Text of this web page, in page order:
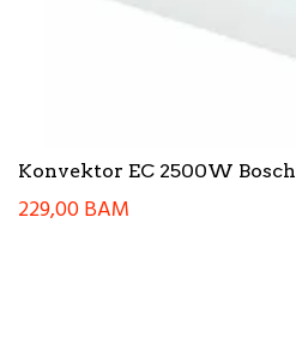
Konvektor EC 2500W Bosch
229,00BAM